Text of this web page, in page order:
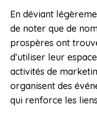
En déviant
de noter que de
prospères ont
d’utiliser leur
activités de
organisent des
qui renforce les